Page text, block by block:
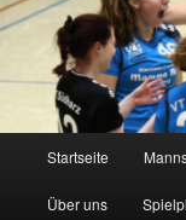
Startseite
Über uns